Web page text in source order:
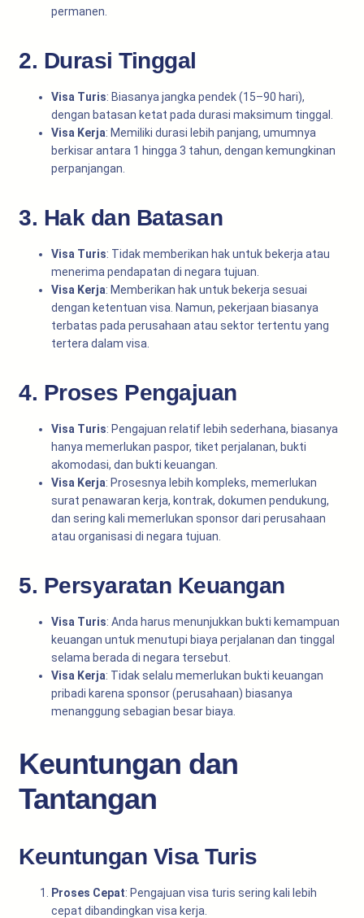
permanen.
2. Durasi Tinggal
Visa Turis: Biasanya jangka pendek (15–90 hari),
dengan batasan ketat pada durasi maksimum tinggal.
Visa Kerja: Memiliki durasi lebih panjang, umumnya
berkisar antara 1 hingga 3 tahun, dengan kemungkinan
perpanjangan.
3. Hak dan Batasan
Visa Turis: Tidak memberikan hak untuk bekerja atau
menerima pendapatan di negara tujuan.
Visa Kerja: Memberikan hak untuk bekerja sesuai
dengan ketentuan visa. Namun, pekerjaan biasanya
terbatas pada perusahaan atau sektor tertentu yang
tertera dalam visa.
4. Proses Pengajuan
Visa Turis: Pengajuan relatif lebih sederhana, biasanya
hanya memerlukan paspor, tiket perjalanan, bukti
akomodasi, dan bukti keuangan.
Visa Kerja: Prosesnya lebih kompleks, memerlukan
surat penawaran kerja, kontrak, dokumen pendukung,
dan sering kali memerlukan sponsor dari perusahaan
atau organisasi di negara tujuan.
5. Persyaratan Keuangan
Visa Turis: Anda harus menunjukkan bukti kemampuan
keuangan untuk menutupi biaya perjalanan dan tinggal
selama berada di negara tersebut.
Visa Kerja: Tidak selalu memerlukan bukti keuangan
pribadi karena sponsor (perusahaan) biasanya
menanggung sebagian besar biaya.
Keuntungan dan
Tantangan
Keuntungan Visa Turis
Proses Cepat: Pengajuan visa turis sering kali lebih
cepat dibandingkan visa kerja.